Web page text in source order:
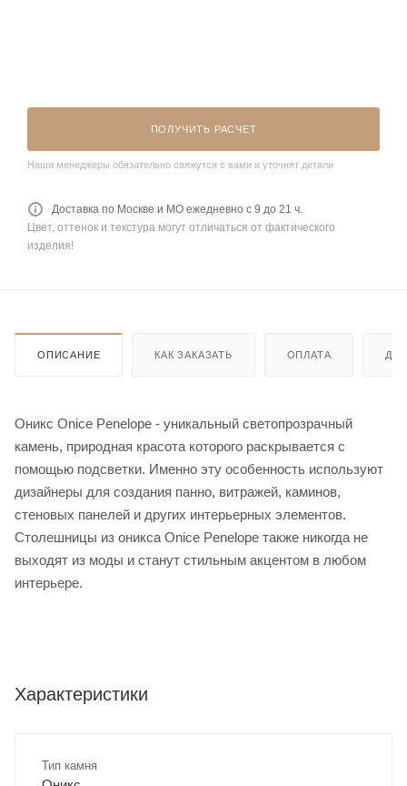
ПОЛУЧИТЬ РАСЧЕТ
Наши менеджеры обязательно свяжутся с вами и уточнят детали
Доставка по Москве и МО ежедневно с 9 до 21 ч.
Цвет, оттенок и текстура могут отличаться от фактического
изделия!
ОПИСАНИЕ КАК ЗАКАЗАТЬ ОПЛАТА
Оникс Onice Penelope - уникальный светопрозрачный
камень, природная красота которого раскрывается с
помощью подсветки. Именно эту особенность используют
дизайнеры для создания панно, витражей, каминов,
стеновых панелей и других интерьерных элементов.
Столешницы из оникса Onice Penelope также никогда не
выходят из моды и станут стильным акцентом в любом
интерьере.
Характеристики
Тип камня